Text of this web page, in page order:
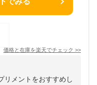
価格と在庫を楽天でチェック >>
リメントをおすすめし